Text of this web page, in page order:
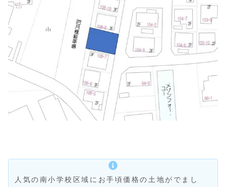
人気の南小学校区域にお手頃価格の土地がでまし